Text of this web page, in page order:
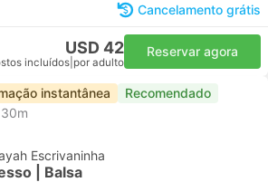
Cancelamento grátis
USD 42
incluídos por adulto
Reservar agora
instantânea Recomendado
Escrivaninha
| Balsa